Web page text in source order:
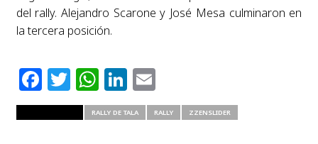
del rally. Alejandro Scarone y José Mesa culminaron en
la tercera posición.
Facebook
Twitter
WhatsApp
LinkedIn
Email
RALLY DE TALA RALLY ZZENSLIDER